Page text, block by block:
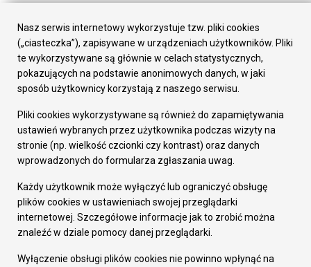
Załatw sprawę
Prezydent Miasta
Rada Miasta
Wydziały
Elektroniczna Skrzynka Podawcza
Gospodarka
Fundusze europejskie
Środki krajowe
Oferty inwestycyjne
Pozostałe
Deklaracja dostępności
Dane osobowe
Dodaj opinię o witrynie
Nasz serwis internetowy wykorzystuje tzw. pliki cookies
(„ciasteczka”), zapisywane w urządzeniach użytkowników. Pliki
te wykorzystywane są głównie w celach statystycznych,
pokazujących na podstawie anonimowych danych, w jaki
sposób użytkownicy korzystają z naszego serwisu.
Pliki cookies wykorzystywane są również do zapamiętywania
ustawień wybranych przez użytkownika podczas wizyty na
stronie (np. wielkość czcionki czy kontrast) oraz danych
wprowadzonych do formularza zgłaszania uwag.
Każdy użytkownik może wyłączyć lub ograniczyć obsługę
plików cookies w ustawieniach swojej przeglądarki
internetowej. Szczegółowe informacje jak to zrobić można
znaleźć w dziale pomocy danej przeglądarki.
Wyłączenie obsługi plików cookies nie powinno wpłynąć na